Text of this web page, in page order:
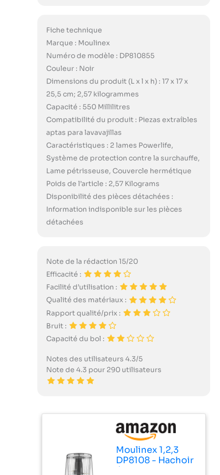
Fiche technique
Marque : Moulinex
Numéro de modèle : DP810855
Couleur : Noir
Dimensions du produit (L x l x h) : 17 x 17 x
25,5 cm; 2,57 kilogrammes
Capacité : 550 Millilitres
Compatibilité du produit : Piezas extraíbles
aptas para lavavajillas
Caractéristiques : 2 lames Powerlife,
Système de protection contre la surchauffe,
Lame pétrisseuse, Couvercle hermétique
Poids de l’article : 2,57 Kilograms
Disponibilité des pièces détachées :
Information indisponible sur les pièces
détachées
Note de la rédaction 15/20
Efficacité :
Facilité d’utilisation :
Qualité des matériaux :
Rapport qualité/prix :
Bruit :
Capacité du bol :
Notes des utilisateurs 4.3/5
Note de 4.3 pour 290 utilisateurs
Moulinex 1,2,3
DP8108 - Hachoir